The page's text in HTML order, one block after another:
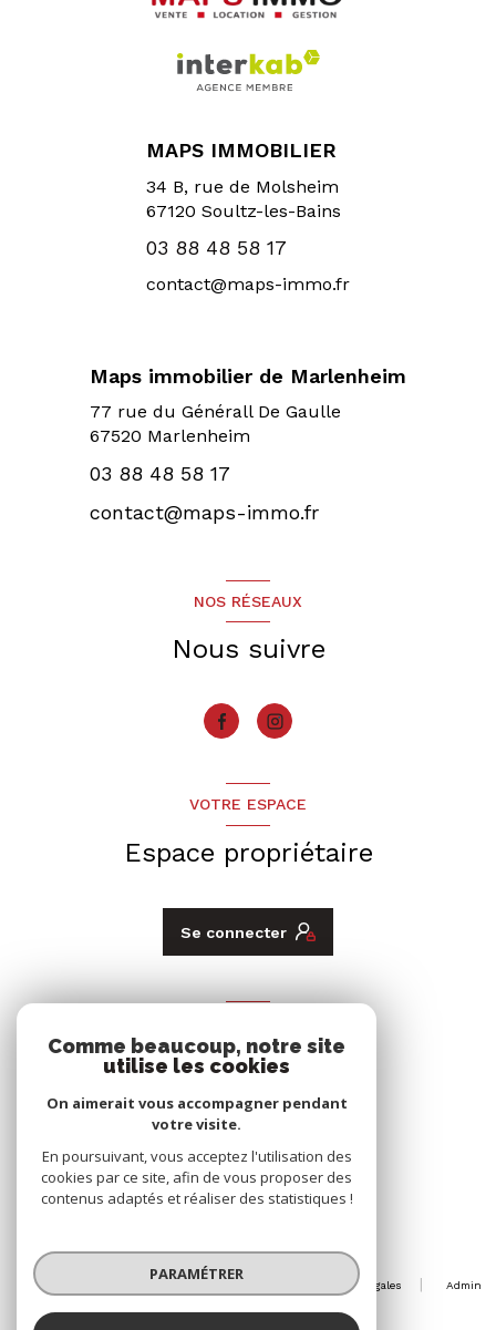
MAPS IMMOBILIER
34 B, rue de Molsheim
67120 Soultz-les-Bains
03 88 48 58 17
contact@maps-immo.fr
Maps immobilier de Marlenheim
77 rue du Générall De Gaulle
67520 Marlenheim
03 88 48 58 17
contact@maps-immo.fr
NOS RÉSEAUX
Nous suivre
VOTRE ESPACE
Espace propriétaire
Se connecter
Nous adhérons
© 2026 | Tous droits réservés
Mentions légales
Admin
Comme beaucoup, notre site
utilise les cookies
On aimerait vous accompagner pendant
votre visite.
En poursuivant, vous acceptez l'utilisation des
cookies par ce site, afin de vous proposer des
contenus adaptés et réaliser des statistiques !
PARAMÉTRER